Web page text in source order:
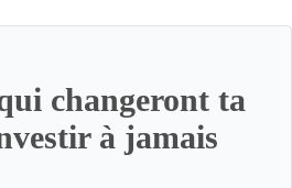
changeront ta
à jamais